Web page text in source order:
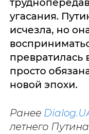
угасания.
исчезла, но
превратилась
просто
новой эпохи.
Ранее
летнего